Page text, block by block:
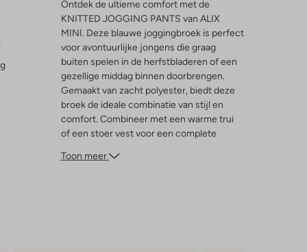
Ontdek de ultieme comfort met de
KNITTED JOGGING PANTS van ALIX
MINI. Deze blauwe joggingbroek is perfect
voor avontuurlijke jongens die graag
buiten spelen in de herfstbladeren of een
gezellige middag binnen doorbrengen.
Gemaakt van zacht polyester, biedt deze
broek de ideale combinatie van stijl en
comfort. Combineer met een warme trui
of een stoer vest voor een complete
voetbal speelt in het park of een
Toon meer